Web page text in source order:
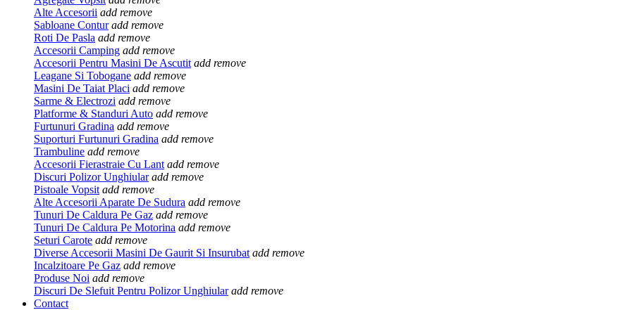
Alte Accesorii add remove
Sabloane Contur add remove
Roti De Pasla add remove
Accesorii Camping add remove
Accesorii Pentru Masini De Ascutit add remove
Leagane Si Tobogane add remove
Masini De Taiat Placi add remove
Sarme & Electrozi add remove
Platforme & Standuri Auto add remove
Furtunuri Gradina add remove
Suporturi Furtunuri Gradina add remove
Trambuline add remove
Accesorii Fierastraie Cu Lant add remove
Discuri Polizor Unghiular add remove
Pistoale Vopsit add remove
Alte Accesorii Aparate De Sudura add remove
Tunuri De Caldura Pe Gaz add remove
Tunuri De Caldura Pe Motorina add remove
Seturi Carote add remove
Diverse Accesorii Masini De Gaurit Si Insurubat add remove
Incalzitoare Pe Gaz add remove
Produse Noi add remove
Discuri De Slefuit Pentru Polizor Unghiular add remove
Contact